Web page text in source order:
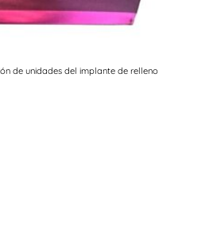
de unidades del implante de relleno